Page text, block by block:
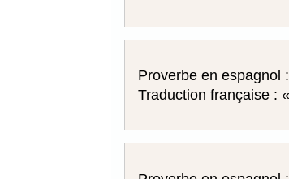
Proverbe en espagnol :
Traduction française :